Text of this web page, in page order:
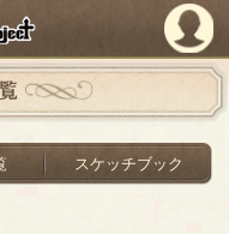
PandoraPartyProject
スケッチブック